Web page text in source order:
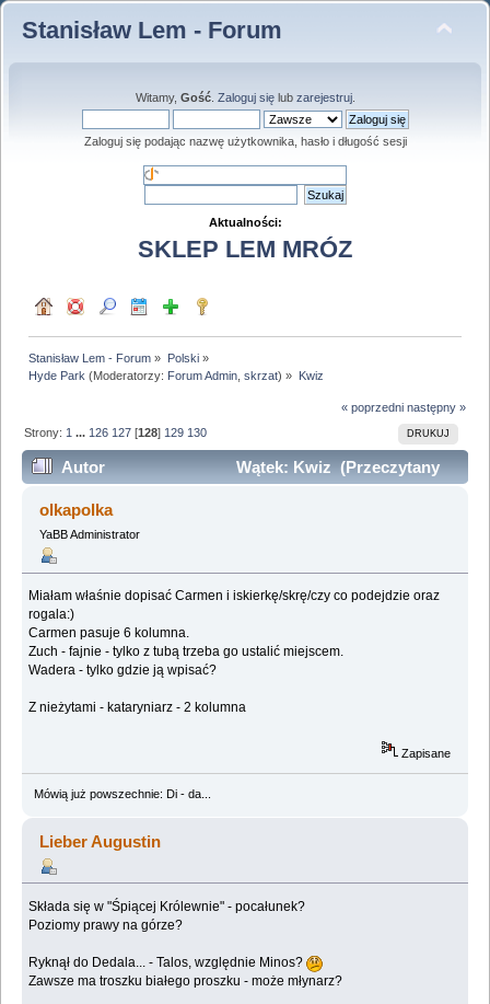
Stanisław Lem - Forum
Witamy, Gość. Zaloguj sięlub zarejestruj.
Zaloguj się podając nazwę użytkownika, hasło i długość sesji
Aktualności:
SKLEP LEM MRÓZ
Stanisław Lem - Forum » Polski»
Hyde Park (Moderatorzy: Forum Admin ,skrzat) » Kwiz
« poprzedni następny »
DRUKUJ
Strony: 1 ... 126 127 [128] 129 130
Autor
Wątek: Kwiz (Przeczytany
1946001 razy)
olkapolka
YaBB Administrator
Miałam właśnie dopisać Carmen i iskierkę/skrę/czy co podejdzie oraz
rogala:)
Carmen pasuje 6 kolumna.
Zuch - fajnie - tylko z tubą trzeba go ustalić miejscem.
Wadera - tylko gdzie ją wpisać?
Z nieżytami - kataryniarz - 2 kolumna
Zapisane
Mówią już powszechnie: Di - da...
Lieber Augustin
Składa się w "Śpiącej Królewnie" - pocałunek?
Poziomy prawy na górze?
Ryknął do Dedala... - Talos, względnie Minos?
Zawsze ma troszku białego proszku - może młynarz?